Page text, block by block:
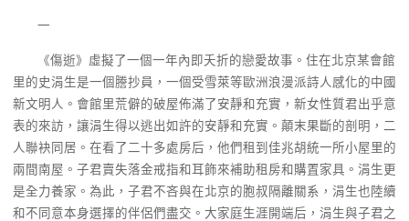
一
《傷逝》虛擬了一個一年內即夭折的戀愛故事。住在北京某會館
里的史涓生是一個謄抄員，一個受雪萊等歐洲浪漫派詩人感化的中國
新文明人。會館里荒僻的破屋佈滿了安靜和充實，新女性質君出乎意
表的來訪，讓涓生得以逃出如許的安靜和充實。顛末果斷的剖明，二
人聯袂同居。在看了二十多處房后，他們租到佳兆胡統一所小屋里的
兩間南屋。子君賣失落金戒指和耳飾來補助租房和購置家具。涓生更
是全力養家。為此，子君不吝與在北京的胞叔隔離關系，涓生也陸續
和不同意本身選擇的伴侶們盡交。大家庭生涯開端后，涓生與子君之